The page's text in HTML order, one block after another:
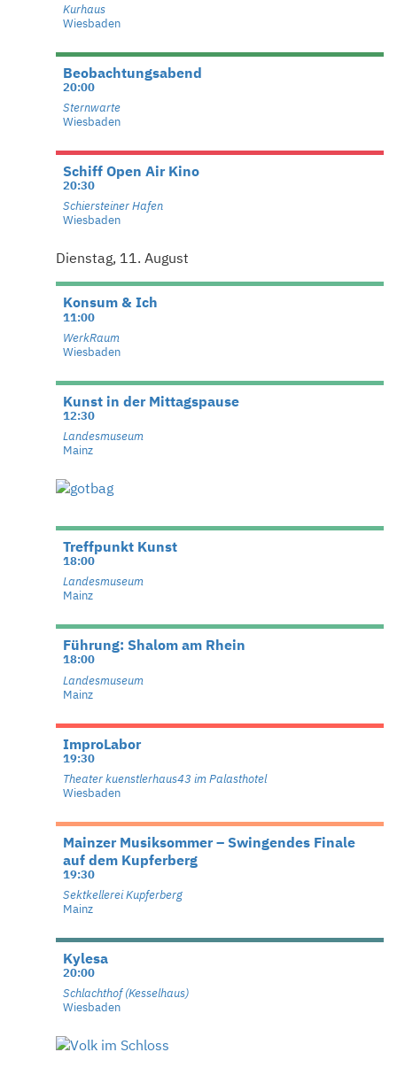
Kurhaus
Wiesbaden
Beobachtungsabend
20:00
Sternwarte
Wiesbaden
Schiff Open Air Kino
20:30
Schiersteiner Hafen
Wiesbaden
Dienstag, 11. August
Konsum & Ich
11:00
WerkRaum
Wiesbaden
Kunst in der Mittagspause
12:30
Landesmuseum
Mainz
Treffpunkt Kunst
18:00
Landesmuseum
Mainz
Führung: Shalom am Rhein
18:00
Landesmuseum
Mainz
ImproLabor
19:30
Theater kuenstlerhaus43 im Palasthotel
Wiesbaden
Mainzer Musiksommer – Swingendes Finale
auf dem Kupferberg
19:30
Sektkellerei Kupferberg
Mainz
Kylesa
20:00
Schlachthof (Kesselhaus)
Wiesbaden